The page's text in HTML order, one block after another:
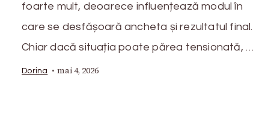
foarte mult, deoarece influențează modul în
care se desfășoară ancheta și rezultatul final.
Chiar dacă situația poate părea tensionată, …
Dorina mai 4, 2026